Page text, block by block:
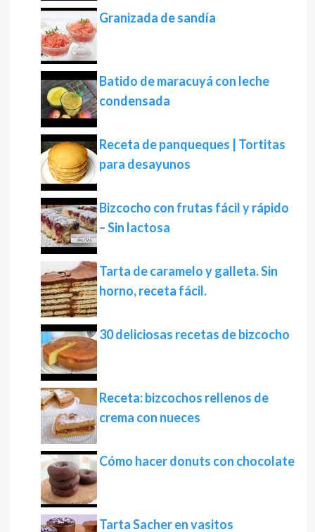
Granizada de sandía
Batido de maracuyá con leche
condensada
Receta de panqueques | Tortitas
para desayunos
Bizcocho con frutas fácil y rápido
– Sin lactosa
Tarta de caramelo y galleta. Sin
horno, receta fácil.
30 deliciosas recetas de bizcocho
Receta: bizcochos rellenos de
crema con nueces
Cómo hacer donuts con chocolate
Tarta Sacher en vasitos